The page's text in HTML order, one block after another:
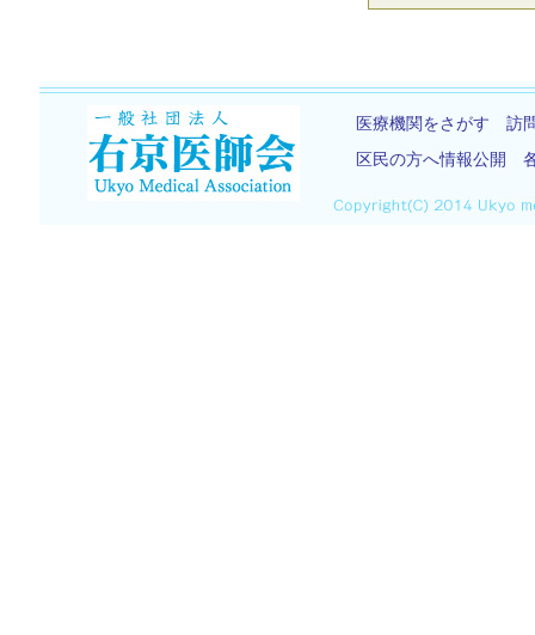
医療機関をさがす
訪
区民の方へ情報公開